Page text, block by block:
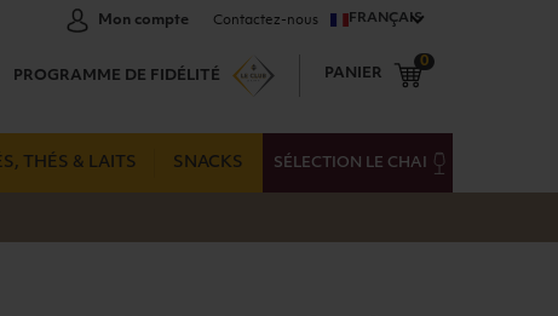
Mon compte Contactez-nous FRANÇAIS
PROGRAMME DE FIDÉLITÉ PANIER
0
THÉS & LAITS SNACKS SÉLECTION LE CHAI